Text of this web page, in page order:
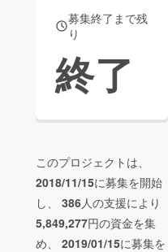
募集終了まで残
り
終了
このプロジェクトは、
2018/11/15に募集を開始
し、 386人の支援により
5,849,277円の資金を集
め、 2019/01/15に募集を